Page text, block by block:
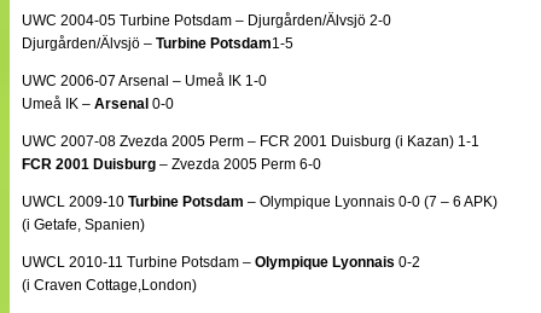
Om oss
Annonsera
Statistik
Kontakt
UWC 2004-05 Turbine Potsdam – Djurgården/Älvsjö 2-0
Djurgården/Älvsjö – Turbine Potsdam1-5
UWC 2006-07 Arsenal – Umeå IK 1-0
Umeå IK – Arsenal 0-0
UWC 2007-08 Zvezda 2005 Perm – FCR 2001 Duisburg (i Kazan) 1-1
FCR 2001 Duisburg – Zvezda 2005 Perm 6-0
UWCL 2009-10 Turbine Potsdam – Olympique Lyonnais 0-0 (7 – 6 APK)
(i Getafe, Spanien)
UWCL 2010-11 Turbine Potsdam – Olympique Lyonnais 0-2
(i Craven Cottage,London)